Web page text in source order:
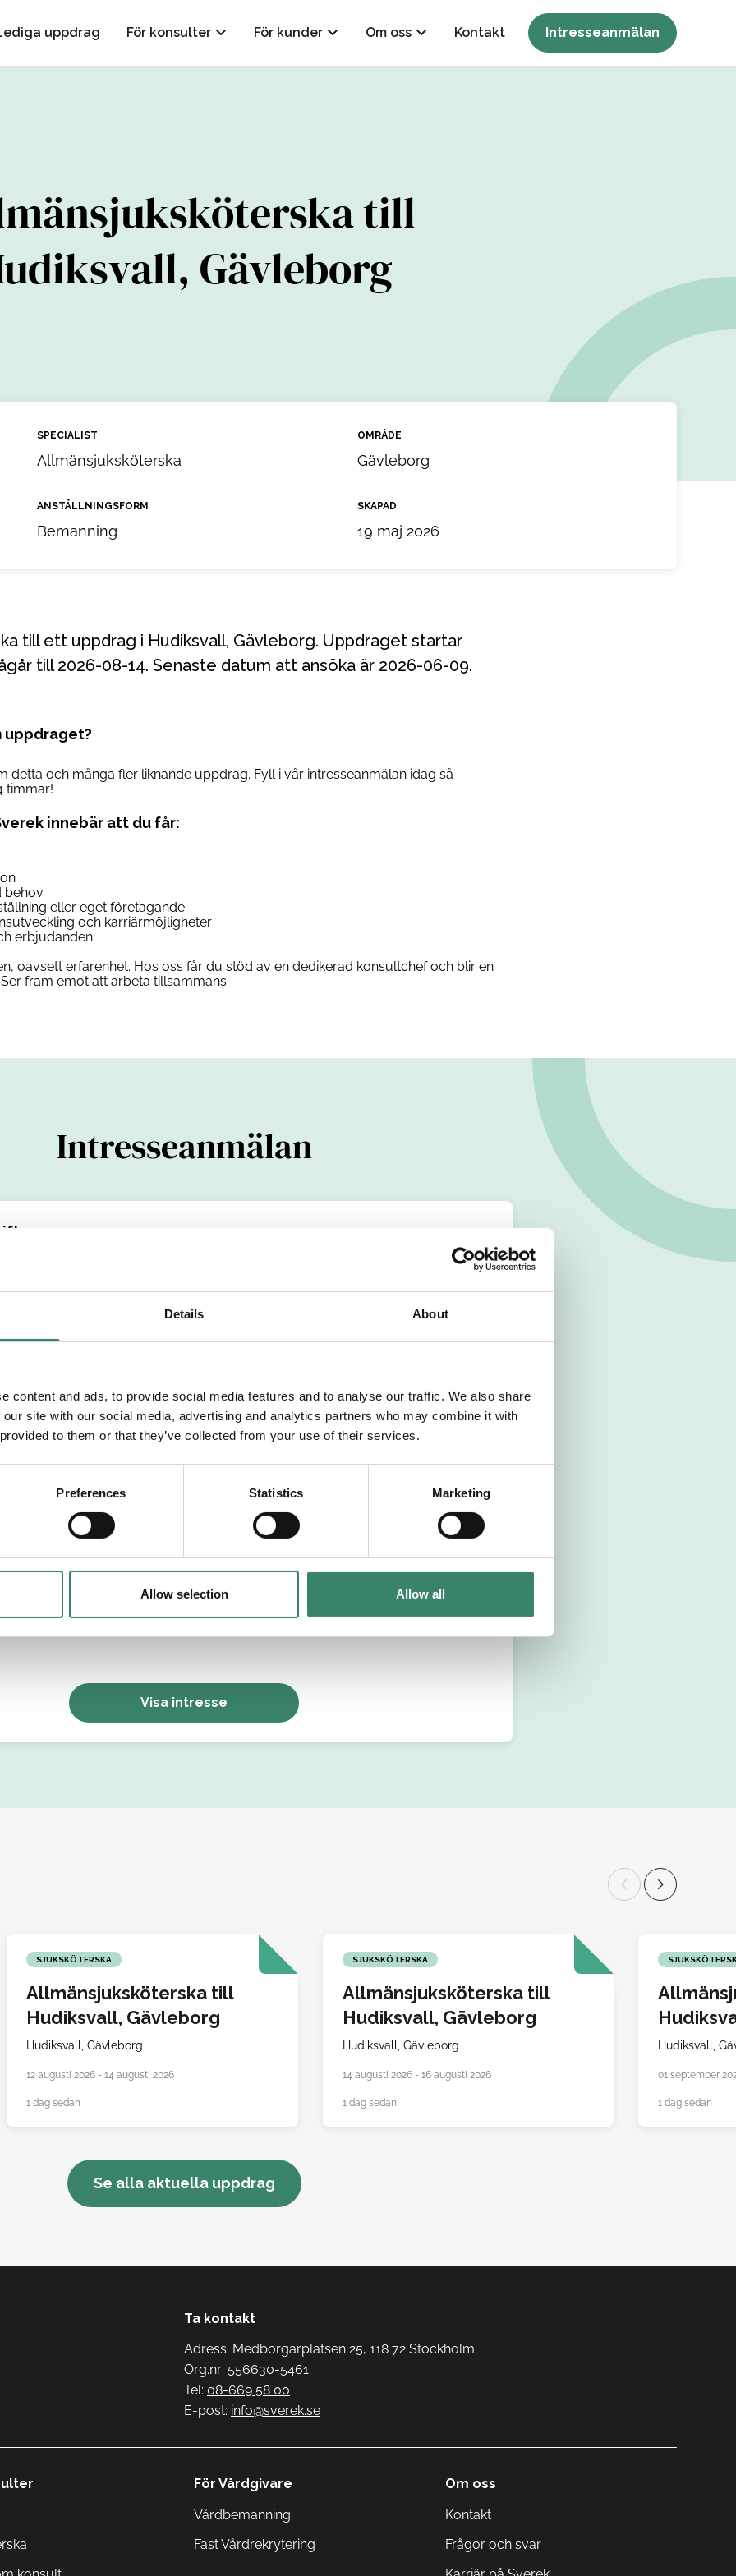
Details About
content and ads, to provide social media features and to analyse our traffic. We also share
site with our social media, advertising and analytics partners who may combine it with
to them or that they’ve collected from your use of their services.
Preferences Statistics Marketing
Allow selection Allow all
uppdrag För konsulter För kunder Om oss Kontakt Intresseanmälan
till
Gävleborg
SPECIALIST
Allmänsjuksköterska
OMRÅDE
Gävleborg
ANSTÄLLNINGSFORM
Bemanning
SKAPAD
19 maj 2026
till 2026-08-14. Senaste datum att ansöka är 2026-06-09.
uppdraget?
detta och många fler liknande uppdrag. Fyll i vår intresseanmälan idag så
timmar!
innebär att du får:
behov
eller eget företagande
och karriärmöjligheter
erbjudanden
oavsett erfarenhet. Hos oss får du stöd av en dedikerad konsultchef och blir en
fram emot att arbeta tillsammans.
Intresseanmälan
Jag godkänner Sverek’sanvändarvillkorochsekretesspolicy
Visa intresse
SJUKSKÖTERSKA
Allmänsjuksköterska till
Hudiksvall, Gävleborg
Hudiksvall,Gävleborg
12 augusti 2026 - 14 augusti 2026
1 dag sedan
SJUKSKÖTERSKA
Allmänsjuksköterska till
Hudiksvall, Gävleborg
Hudiksvall, Gävleborg
14 augusti 2026 - 16 augusti 2026
1 dag sedan
Hudiksvall,
01 september
1 dag sedan
Se alla aktuella uppdrag
Ta kontakt
Adress: Medborgarplatsen 25, 118 72 Stockholm
Org.nr: 556630-5461
Tel: 08-669 58 00
E-post: info@sverek.se
För Vårdgivare
Vårdbemanning
Fast Vårdrekrytering
Om oss
Kontakt
Frågor och svar